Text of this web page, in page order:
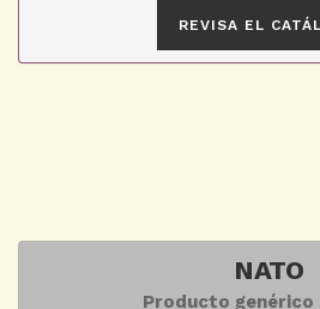
REVISA EL
NATO
Producto genérico